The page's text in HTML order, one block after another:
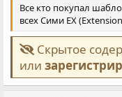
Все кто покупал
всех Сими EX
Скрытое
или